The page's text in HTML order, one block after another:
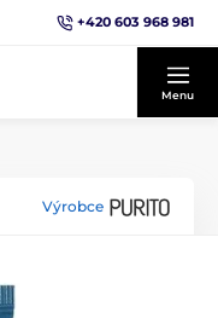
+420 603 968 981
Menu
Výrobce